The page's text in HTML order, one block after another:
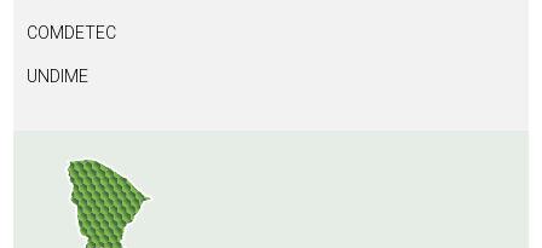
COMDETEC
UNDIME